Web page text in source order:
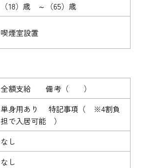
（18）歳 ～（65）歳
喫煙室設置
全額支給 備考（ ）
単身用あり 特記事項（ ※4割負
担で入居可能 ）
なし
なし